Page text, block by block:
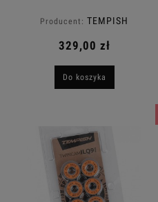
Producent: TEMPISH
329,00 zł
Do koszyka